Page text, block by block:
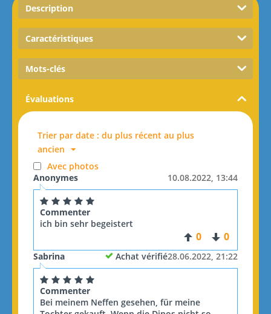
Description
Caractéristiques
Mots-clés
Évaluations
Trier par date : du plus récent au plus
ancien
Avec photos
Anonymes
10.08.2022, 13:44
Commenter
ich bin sehr begeistert
0 0
Sabrina Achat vérifié28.06.2022, 21:22
Commenter
Bei meinem Neffen gesehen, für meine